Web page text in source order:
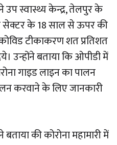
स्वास्थ्य केन्द्र, तेलपुर के
सेक्टर के 18 साल से ऊपर की
टीकाकरण शत प्रतिशत
उन्होंने बताया कि ओपीडी में
गाइड लाइन का पालन
करवाने के लिए जानकारी
की कोरोना महामारी में